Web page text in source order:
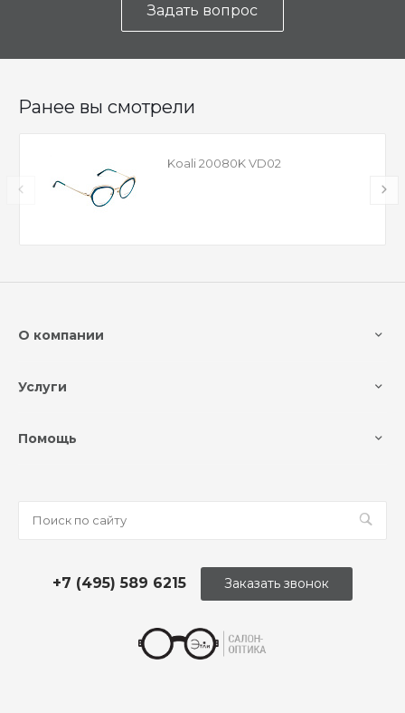
Задать вопрос
Ранее вы смотрели
Koali 20080K VD02
О компании
Услуги
Помощь
+7 (495) 589 6215 Заказать звонок